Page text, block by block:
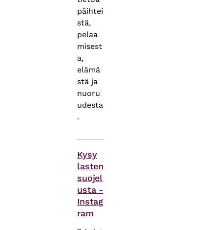
päihtei
stä,
pelaa
misest
a,
elämä
stä ja
nuoru
udesta
.
Kysy
lasten
suojel
usta -
Instag
ram